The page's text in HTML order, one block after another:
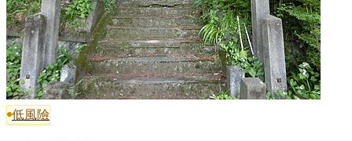
低風險